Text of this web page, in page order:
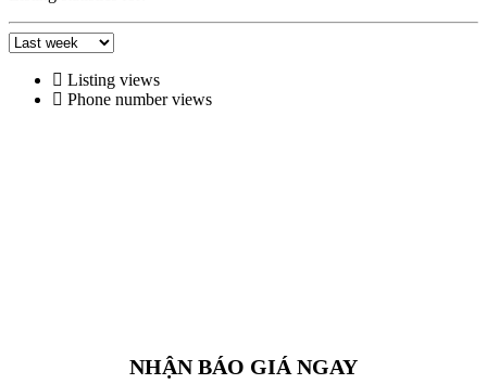
Listing views
Phone number views
NHẬN BÁO GIÁ NGAY